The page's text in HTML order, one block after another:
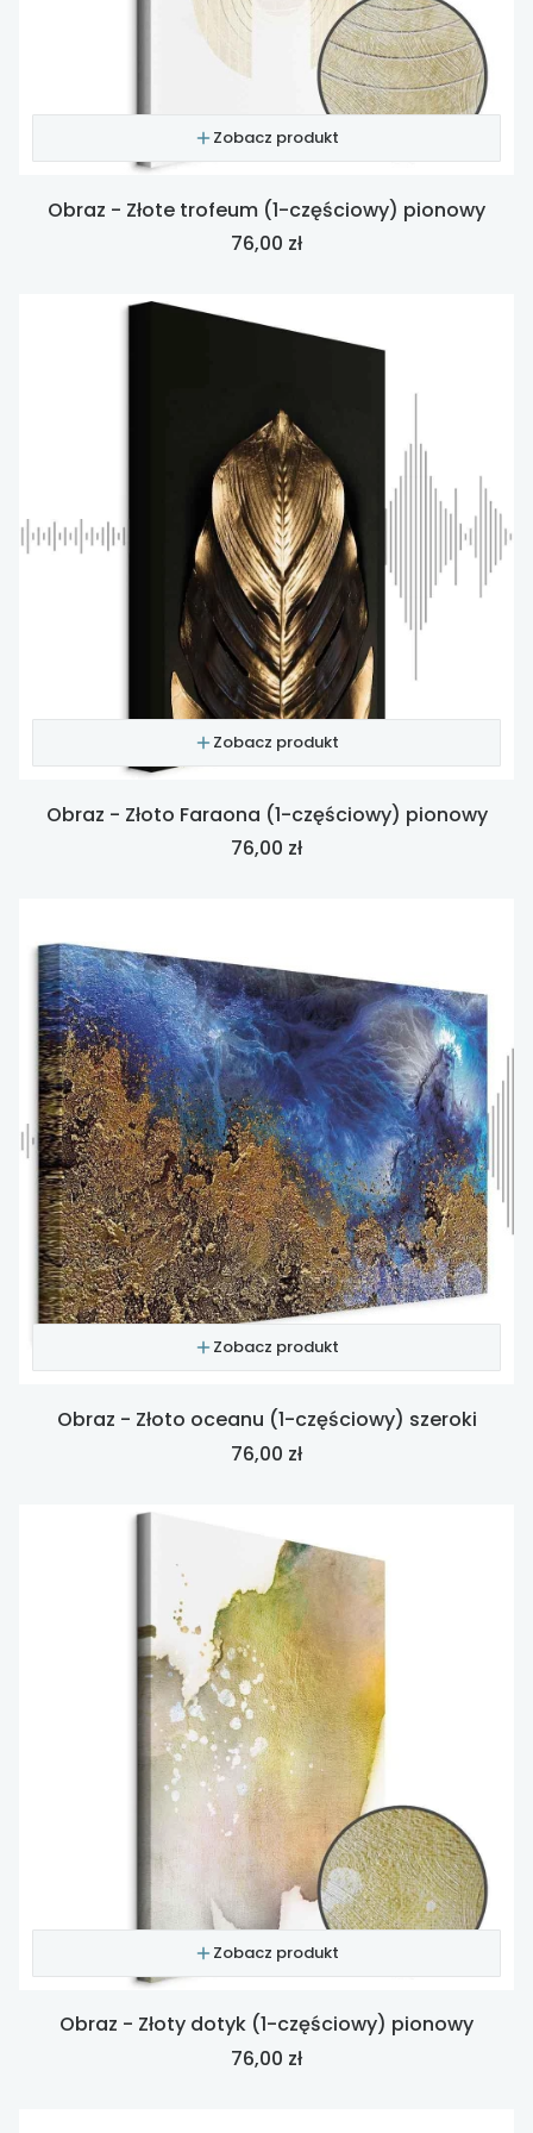
Zobacz produkt
Obraz - Złote trofeum (1-częściowy) pionowy
Cena
76,00 zł
Zobacz produkt
Obraz - Złoto Faraona (1-częściowy) pionowy
Cena
76,00 zł
Zobacz produkt
Obraz - Złoto oceanu (1-częściowy) szeroki
Cena
76,00 zł
Zobacz produkt
Obraz - Złoty dotyk (1-częściowy) pionowy
Cena
76,00 zł